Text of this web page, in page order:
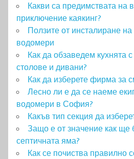
Какви са предимствата на
приключение каякинг?
Ползите от инсталиране
водомери
Как да обзаведем кухнята
столове и дивани?
Как да изберете фирма за
Лесно ли е да се наеме
водомери в София?
Какъв тип секция да
Защо е от значение как ще
септичната яма?
Как се почиства правилно